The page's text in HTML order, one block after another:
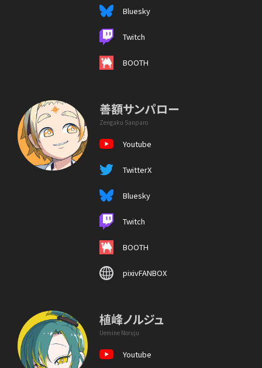
Bluesky
Twitch
BOOTH
善額サンパロー
Zengaku Sanparo
Youtube
TwitterX
Bluesky
Twitch
BOOTH
pixivFANBOX
植峰ノルジュ
Uemine Noruju
Youtube